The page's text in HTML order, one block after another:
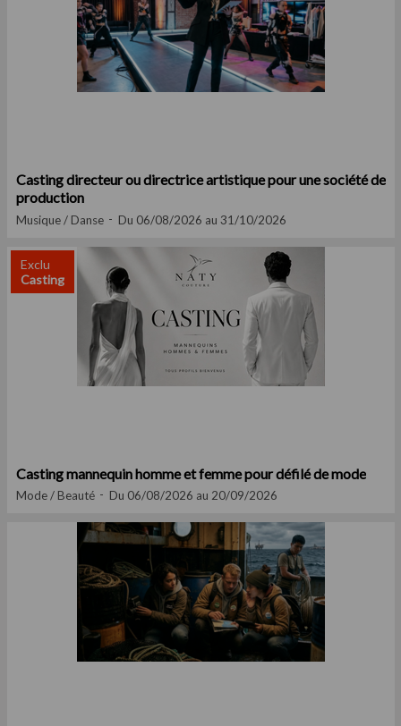
Casting directeur ou directrice artistique pour une société de
production
Musique / Danse Du 06/08/2026 au 31/10/2026
Exclu
Casting
Casting mannequin homme et femme pour défilé de mode
Mode / Beauté Du 06/08/2026 au 20/09/2026